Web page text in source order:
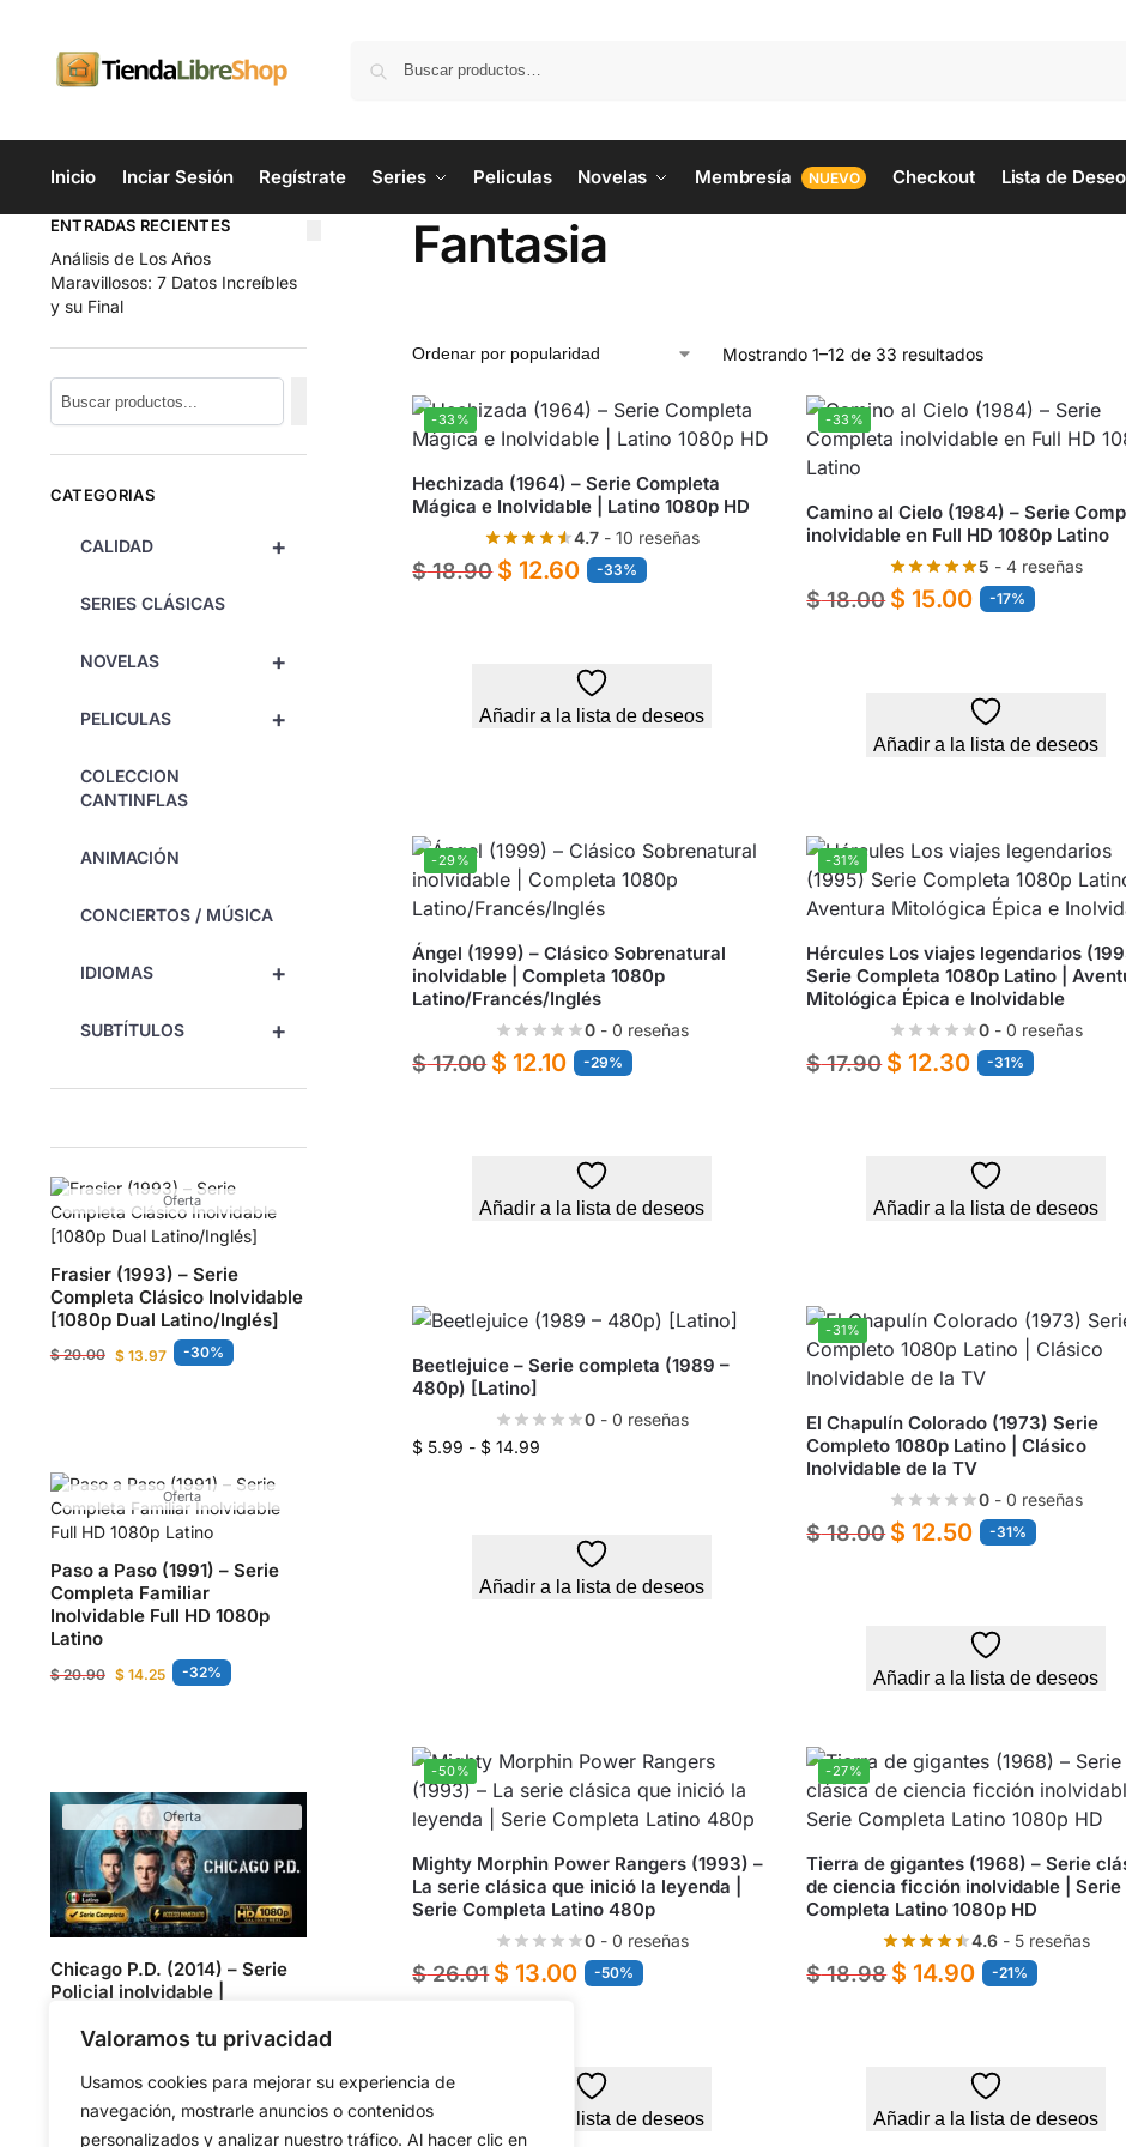
Valoramos tu privacidad
Usamos cookies para mejorar su experiencia de
navegación, mostrarle anuncios o contenidos
personalizados y analizar nuestro tráfico. Al hacer clic en
Inicio Inciar Sesión Regístrate Series Peliculas Novelas Membresía NUEVO Checkout Lista de
Fantasia
Mostrando 1–12 de 33 resultados
-33%
Hechizada (1964) – Serie Completa
Mágica e Inolvidable | Latino 1080p HD
4.7- 10 reseñas
$18.90 $ 12.60 -33%
Añadir a la lista de deseos
-33%
Camino al Cielo (1984) – Serie
inolvidable en Full HD 1080p Latino
5 - 4 reseñas
$18.00 $ 15.00 -17%
Añadir a la lista de deseos
-29%
Ángel (1999) – Clásico Sobrenatural
inolvidable | Completa 1080p
Latino/Francés/Inglés
0- 0 reseñas
$17.00 $ 12.10 -29%
Añadir a la lista de deseos
-31%
Hércules Los viajes legendarios
Serie Completa 1080p Latino |
Mitológica Épica e Inolvidable
0- 0 reseñas
$17.90 $ 12.30 -31%
Añadir a la lista de deseos
Beetlejuice – Serie completa (1989 –
480p) [Latino]
0- 0 reseñas
$ 5.99 - $ 14.99
Añadir a la lista de deseos
-31%
El Chapulín Colorado (1973) Serie
Completo 1080p Latino | Clásico
Inolvidable de la TV
0- 0 reseñas
$18.00 $ 12.50 -31%
Añadir a la lista de deseos
-50%
Mighty Morphin Power Rangers (1993) –
La serie clásica que inició la leyenda |
Serie Completa Latino 480p
0- 0 reseñas
$26.01 $ 13.00 -50%
Añadir a la lista de deseos
-27%
Tierra de gigantes (1968) – Serie
de ciencia ficción inolvidable | Serie
Completa Latino 1080p HD
4.6- 5 reseñas
$18.98 $ 14.90 -21%
Añadir a la lista de deseos
ENTRADAS RECIENTES
Análisis de Los Años
Maravillosos: 7 Datos Increíbles
y su Final
CATEGORIAS
+
CALIDAD
SERIES CLÁSICAS
+
NOVELAS
+
PELICULAS
COLECCION
CANTINFLAS
ANIMACIÓN
CONCIERTOS / MÚSICA
+
IDIOMAS
+
SUBTÍTULOS
Oferta
Frasier (1993) – Serie
Completa Clásico Inolvidable
[1080p Dual Latino/Inglés]
$20.00 $13.97 -30%
Oferta
Paso a Paso (1991) – Serie
Completa Familiar
Inolvidable Full HD 1080p
Latino
$20.90 $14.25 -32%
Oferta
Chicago P.D. (2014) – Serie
Policial inolvidable |
Latino 1080p
21.00